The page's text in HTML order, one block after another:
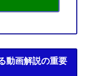
動画解説の重要